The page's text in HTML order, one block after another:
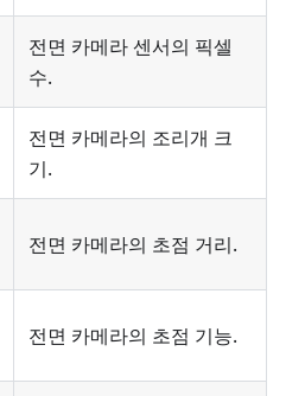
전면 카메라 센서의 픽셀
수.
전면 카메라의 조리개 크
기.
전면 카메라의 초점 거리.
전면 카메라의 초점 기능.